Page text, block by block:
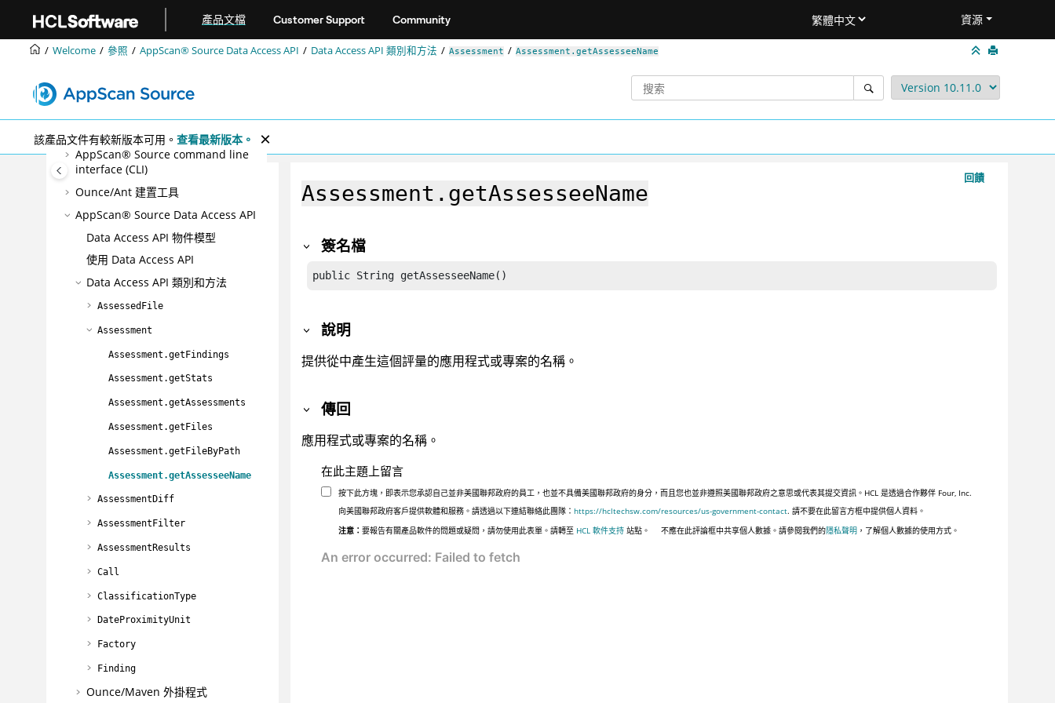
產品文檔 Customer Support Community 資源
Welcome 參照 AppScan® Source Data Access API Data Access API 類別和方法 Assessment Assessment.getAssesseeName
該產品文件有較新版本可用。 查看最新版本。
掃描
分類及分析
延伸產品功能
Ounce/Make 建置公用程式
AppScan® Source command line
interface (CLI)
Ounce/Ant 建置工具
AppScan® Source Data Access API
Data Access API 物件模型
使用 Data Access API
Data Access API 類別和方法
AssessedFile
Assessment
Assessment.getFindings
Assessment.getStats
Assessment.getAssessments
Assessment.getFiles
Assessment.getFileByPath
Assessment.getAssesseeName
AssessmentDiff
AssessmentFilter
AssessmentResults
Call
ClassificationType
DateProximityUnit
Factory
Finding
Ounce/Maven 外掛程式
回饋
Assessment.getAssesseeName
簽名檔
public String getAssesseeName()
說明
提供從中產生這個評量的應用程式或專案的名稱。
傳回
應用程式或專案的名稱。
在此主題上留言
按下此方塊，即表示您承認自己並非美國聯邦政府的員工，也並不具備美國聯邦政府的身分，而且您也並非遵照美國聯邦政府之意思或代表其提交資訊。HCL 是透過合作夥伴 Four, Inc.
向美國聯邦政府客戶提供軟體和服務。請透過以下連結聯絡此團隊：https://hcltechsw.com/resources/us-government-contact. 請不要在此留言方框中提供個人資料。
注意：要報告有關產品軟件的問題或疑問，請勿使用此表單。請轉至 HCL 軟件支持 站點。 不應在此評論框中共享個人數據。請參閱我們的隱私聲明 ，了解個人數據的使用方式。